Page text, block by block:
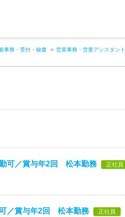
事務・受付・秘書 営業事務・営業アシスタント
勤可／賞与年2回 松本勤務 正社員
可／賞与年2回 松本勤務 正社員